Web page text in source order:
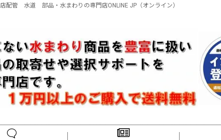
配管 水道 部品・水まわりの専門店ONLINE JP（オンライン）